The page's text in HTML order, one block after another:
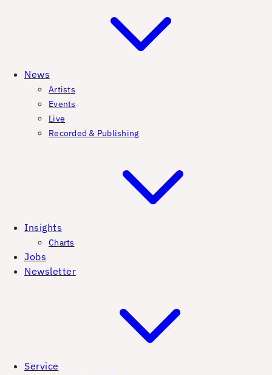
News
Artists
Events
Live
Recorded & Publishing
Insights
Charts
Jobs
Newsletter
Service